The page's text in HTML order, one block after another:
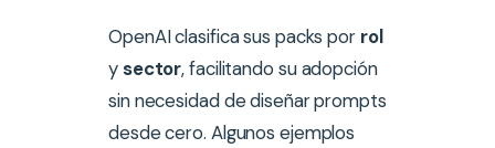
OpenAI clasifica sus packs por rol
ysector, facilitando su adopción
sin necesidad de diseñar prompts
desde cero. Algunos ejemplos